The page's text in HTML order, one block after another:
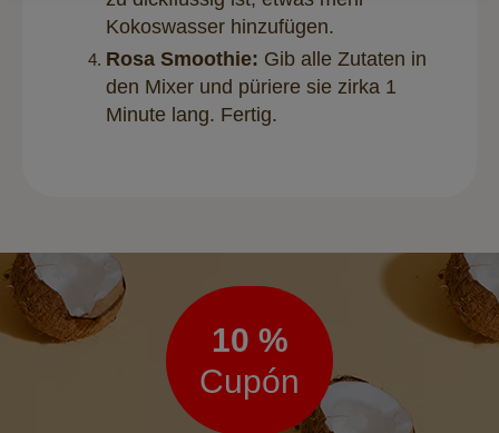
Kokoswasser hinzufügen.
Rosa Smoothie: Gib alle Zutaten in
den Mixer und püriere sie zirka 1
Minute lang. Fertig.
Boletín
de
noticias
10 %
Cupón